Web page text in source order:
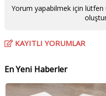
Yorum yapabilmek için lütfen
KAYITLI YORUMLAR
En Yeni Haberler